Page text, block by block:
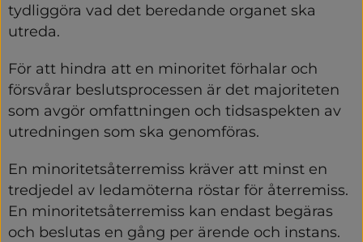
tydliggöra vad det beredande organet ska
utreda.
För att hindra att en minoritet förhalar och
försvårar beslutsprocessen är det majoriteten
som avgör omfattningen och tidsaspekten av
utredningen som ska genomföras.
En minoritetsåterremiss kräver att minst en
tredjedel av ledamöterna röstar för återremiss.
En minoritetsåterremiss kan endast begäras
och beslutas en gång per ärende och instans.